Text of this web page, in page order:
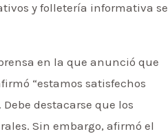
y folletería informativa se
en la que anunció que
“estamos satisfechos
destacarse que los
Sin embargo, afirmó el